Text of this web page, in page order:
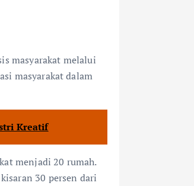
masyarakat melalui
masyarakat dalam
Kreatif
menjadi 20 rumah.
30 persen dari